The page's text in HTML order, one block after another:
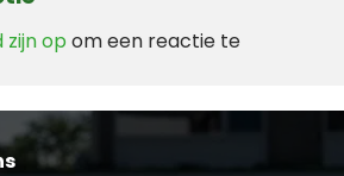
zijn op om een reactie te